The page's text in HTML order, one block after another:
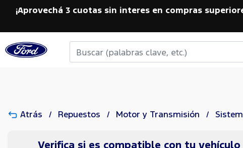
¡Aprovechá 3 cuotas sin interes en compras
Atrás Repuestos Motor y Transmisión
Verifica si es compatible con tu vehículo